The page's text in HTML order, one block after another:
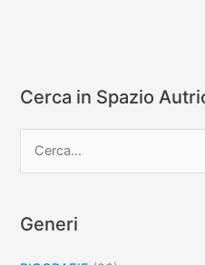
Cerca in Spazio
c
Generi